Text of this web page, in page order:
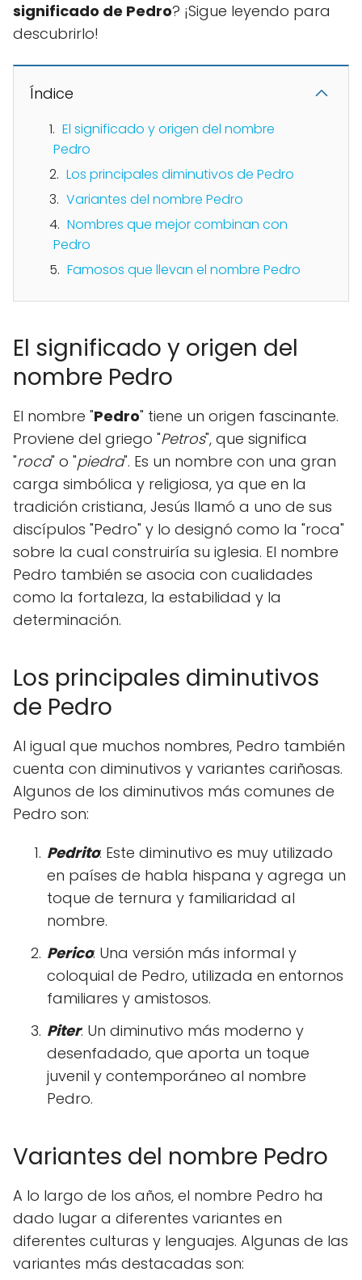
significado de Pedro? ¡Sigue leyendo para
descubrirlo!
Índice
El significado y origen del nombre
Pedro
Los principales diminutivos de Pedro
Variantes del nombre Pedro
Nombres que mejor combinan con
Pedro
Famosos que llevan el nombre Pedro
El significado y origen del
nombre Pedro
El nombre "Pedro" tiene un origen fascinante.
Proviene del griego "Petros", que significa
"roca" o "piedra". Es un nombre con una gran
carga simbólica y religiosa, ya que en la
tradición cristiana, Jesús llamó a uno de sus
discípulos "Pedro" y lo designó como la "roca"
sobre la cual construiría su iglesia. El nombre
Pedro también se asocia con cualidades
como la fortaleza, la estabilidad y la
determinación.
Los principales diminutivos
de Pedro
Al igual que muchos nombres, Pedro también
cuenta con diminutivos y variantes cariñosas.
Algunos de los diminutivos más comunes de
Pedro son:
Pedrito: Este diminutivo es muy utilizado
en países de habla hispana y agrega un
toque de ternura y familiaridad al
nombre.
Perico: Una versión más informal y
coloquial de Pedro, utilizada en entornos
familiares y amistosos.
Piter: Un diminutivo más moderno y
desenfadado, que aporta un toque
juvenil y contemporáneo al nombre
Pedro.
Variantes del nombre Pedro
A lo largo de los años, el nombre Pedro ha
dado lugar a diferentes variantes en
diferentes culturas y lenguajes. Algunas de las
variantes más destacadas son: